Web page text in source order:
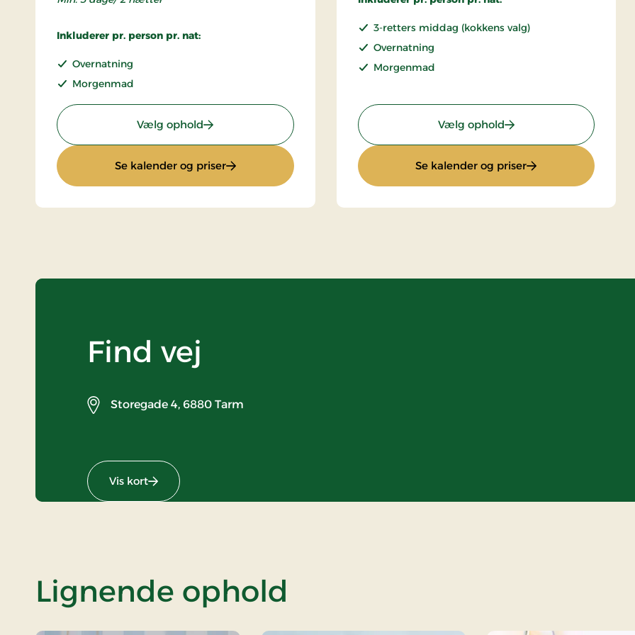
Inkluderer pr. person pr. nat:
Overnatning
Morgenmad
Vælg ophold: Superpris
Se kalender og priser: Superpris
3-retters middag (kokkens valg)
Overnatning
Morgenmad
Vælg ophold: Ophold med halvpension
Se kalender og priser: Ophold med
Find vej
Storegade 4, 6880 Tarm
Vis kort
Lignende ophold